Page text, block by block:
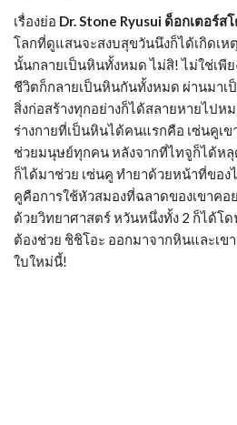
เรื่องย่อ Dr. Stone Ryusui ด็อกเตอร์
โลกที่ดูแสนจะสงบสุขวันนึงก็ได้เกิดเ
นั้นกลายเป็นหินทั้งหมด ไม่สิ! ไม่ใช่เพี
ชีวิตก็กลายเป็นหินกันทั้งหมด ผ่านมาเ
สิ่งก่อสร้างทุกอย่างก็ได้สลายหายไป
ร่างกายที่เป็นหินได้คนแรกคือ เซ่นคูเ
ช่วยมนุษย์ทุกคน หลังจากที่ไทจูก็ได้ห
ก็ได้มาช่วย เซ่นคู ทำยาด้วยหน้าที่ของ
คูคือการใช้หัวสมองที่ฉลาดของเขาคอ
ด้วยวิทยาศาสตร์ หวันหนึ่งทั้ง 2 ก็ได้โด
ต้องช่วย ชิชิโอะ ออกมาจากหินและเข
ใบใหม่นี้!